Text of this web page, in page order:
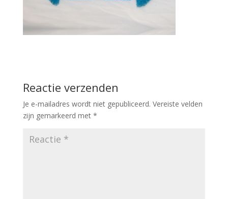
Reactie verzenden
Je e-mailadres wordt niet gepubliceerd. Vereiste velden
zijn gemarkeerd met *